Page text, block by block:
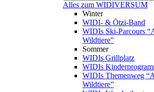
Alles zum WIDIVERSUM
Winter
WIDI- & Ötzi-Band
WIDIs Ski-Parcours
Wildtiere”
Sommer
WIDIs Grillplatz
WIDIs
WIDIs Themenweg
Wildtiere”